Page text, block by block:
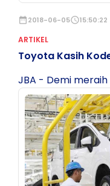
date_range2018-06-05schedule15:50:22
ARTIKEL
Toyota Kasih
JBA - Demi meraih